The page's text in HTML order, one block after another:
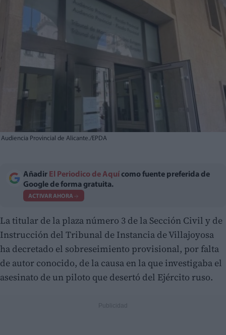
Audiencia Provincial de Alicante./EPDA
Añadir El Periodico de Aquí como fuente preferida de
Google de forma gratuita.
ACTIVAR AHORA
La titular de la plaza número 3 de la Sección Civil y de
Instrucción del Tribunal de Instancia de Villajoyosa
ha decretado el sobreseimiento provisional, por falta
de autor conocido, de la causa en la que investigaba el
asesinato de un piloto que desertó del Ejército ruso.